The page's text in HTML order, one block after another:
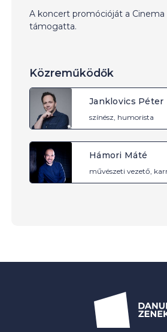
A koncert promócióját a Cinema
támogatta.
Közreműködők
Janklovics Péter
színész, humorista
Hámori Máté
művészeti vezető,